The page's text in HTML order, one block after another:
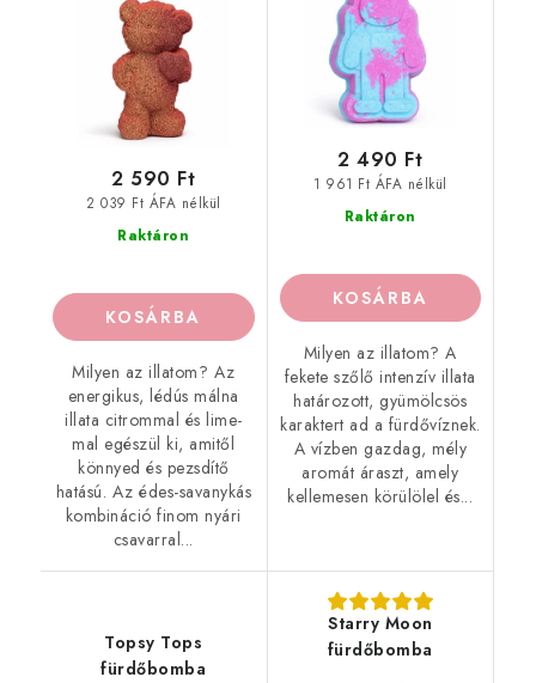
Raktáron
2 039 Ft ÁFA nélkül
2 590 Ft
KOSÁRBA
Milyen az illatom? Az
energikus, lédús málna
illata citrommal és lime-
mal egészül ki, amitől
könnyed és pezsdítő
hatású. Az édes-savanykás
kombináció finom nyári
csavarral...
Raktáron
1 961 Ft ÁFA nélkül
2 490 Ft
KOSÁRBA
Milyen az illatom? A
fekete szőlő intenzív illata
határozott, gyümölcsös
karaktert ad a fürdővíznek.
A vízben gazdag, mély
aromát áraszt, amely
kellemesen körülölel és...
Topsy Tops
fürdőbomba
Starry Moon
fürdőbomba